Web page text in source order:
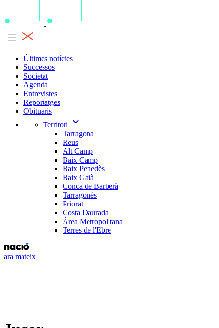
Últimes notícies
Successos
Societat
Agenda
Entrevistes
Reportatges
Obituaris
Territori
expand_more
Tarragona
Reus
Alt Camp
Baix Camp
Baix Penedès
Baix Gaià
Conca de Barberà
Tarragonès
Priorat
Costa Daurada
Àrea Metropolitana
Terres de l'Ebre
ara mateix